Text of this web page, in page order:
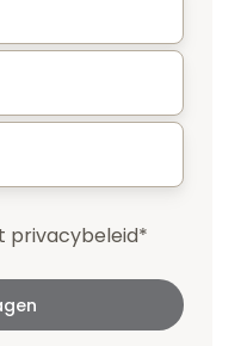
privacybeleid*